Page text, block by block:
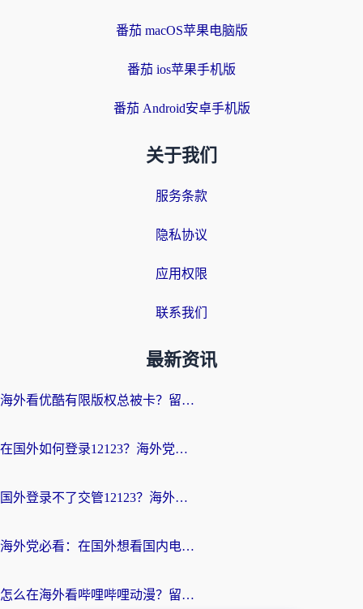
番茄 macOS苹果电脑版
番茄 ios苹果手机版
番茄 Android安卓手机版
关于我们
服务条款
隐私协议
应用权限
联系我们
最新资讯
海外看优酷有限版权总被卡？留学生亲测有效的回国加速器选择指南
在国外如何登录12123？海外党必备的回国加速实用指南
国外登录不了交管12123？海外华人亲测有效的回国加速器选择指南
海外党必看：在国外想看国内电视剧用什么软件？3步解决地域限制
怎么在海外看哔哩哔哩动漫？留学生亲测有效的回国加速方案